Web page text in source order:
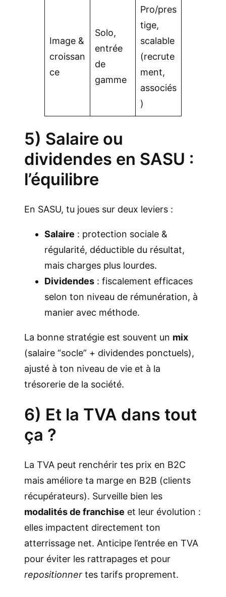
Image &
croissan
ce
Solo,
entrée
de
gamme
Pro/pres
tige,
scalable
(recrute
ment,
associés
)
5) Salaire ou
dividendes en SASU :
l’équilibre
En SASU, tu joues sur deux leviers :
Salaire : protection sociale &
régularité, déductible du résultat,
mais charges plus lourdes.
Dividendes : fiscalement efficaces
selon ton niveau de rémunération, à
manier avec méthode.
La bonne stratégie est souvent un mix
(salaire “socle” + dividendes ponctuels),
ajusté à ton niveau de vie et à la
trésorerie de la société.
6) Et la TVA dans tout
ça ?
La TVA peut renchérir tes prix en B2C
mais améliore ta marge en B2B (clients
récupérateurs). Surveille bien les
modalités de franchise et leur évolution :
elles impactent directement ton
atterrissage net. Anticipe l’entrée en TVA
pour éviter les rattrapages et pour
repositionner tes tarifs proprement.